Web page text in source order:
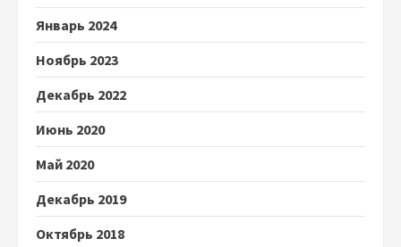
Январь 2024
Ноябрь 2023
Декабрь 2022
Июнь 2020
Май 2020
Декабрь 2019
Октябрь 2018